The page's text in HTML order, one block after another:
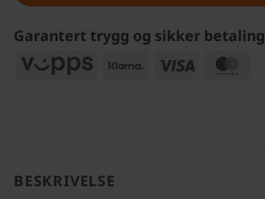
Garantert trygg og sikker betaling
Vipps
Klarna Visa
BESKRIVELSE